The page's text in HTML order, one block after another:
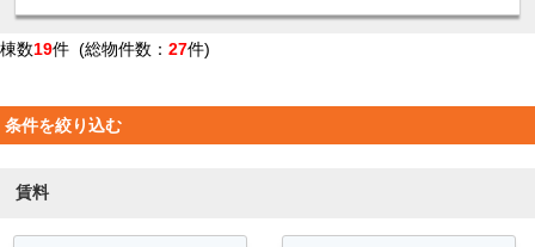
棟数19件 (総物件数： 27件)
条件を絞り込む
賃料